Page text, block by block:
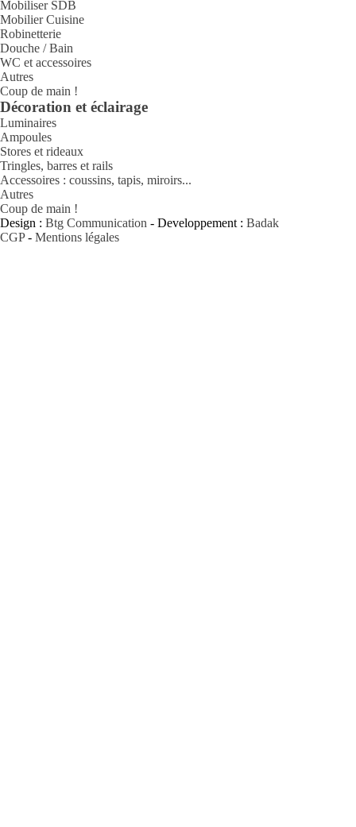
Mobiliser SDB
Mobilier Cuisine
Robinetterie
Douche / Bain
WC et accessoires
Autres
Coup de main !
Décoration et éclairage
Luminaires
Ampoules
Stores et rideaux
Tringles, barres et rails
Accessoires : coussins, tapis, miroirs...
Autres
Coup de main !
Design : Btg Communication - Developpement : Badak
CGP- Mentions légales